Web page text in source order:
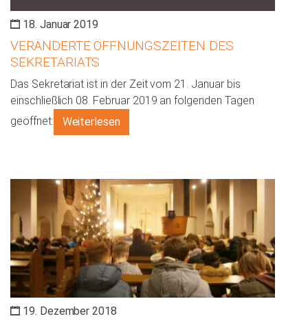
18. Januar 2019
VERÄNDERTE ÖFFNUNGSZEITEN DES
SEKRETARIATS
Das Sekretariat ist in der Zeit vom 21. Januar bis
einschließlich 08. Februar 2019 an folgenden Tagen
geöffnet:
Weiterlesen
19. Dezember 2018